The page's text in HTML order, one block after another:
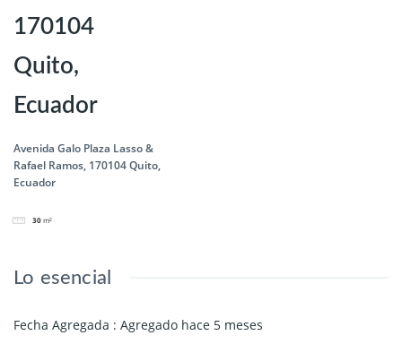
170104
Quito,
Ecuador
Avenida Galo Plaza Lasso &
Rafael Ramos, 170104 Quito,
Ecuador
30 m²
Lo esencial
Fecha Agregada : Agregado hace 5 meses